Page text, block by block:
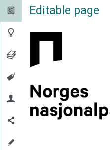


Editable page